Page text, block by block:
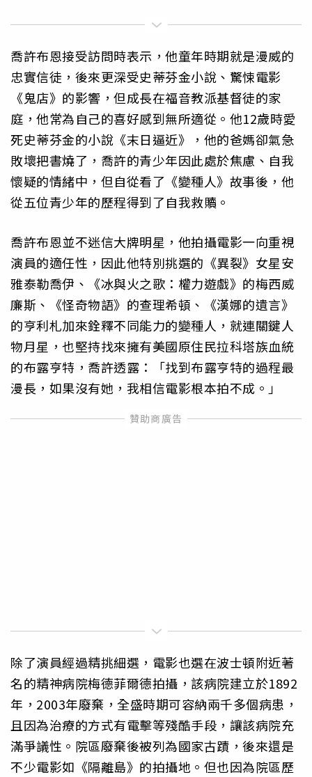
喬許布恩接受訪問時表示，他童年時期就是漫威的
忠實信徒，後來更深受史蒂芬金小說、驚悚電影
《鬼店》的影響，但成長在福音教派基督徒的家
庭，他常為自己的喜好感到無所適從。他12歲時愛
死史蒂芬金的小說《末日逼近》，他的爸媽卻氣急
敗壞把書燒了，喬許的青少年因此處於焦慮、自我
懷疑的情緒中，但自從看了《變種人》故事後，他
從五位青少年的歷程得到了自我救贖。
喬許布恩並不迷信大牌明星，他拍攝電影一向重視
演員的適任性，因此他特別挑選的《異裂》女星安
雅泰勒喬伊、《冰與火之歌：權力遊戲》的梅西威
廉斯、《怪奇物語》的查理希頓、《漢娜的遺言》
的亨利札加來銓釋不同能力的變種人，就連關鍵人
物月星，也堅持找來擁有美國原住民拉科塔族血統
的布露亨特，喬許透露：「找到布露亨特的過程最
漫長，如果沒有她，我相信電影根本拍不成。」
除了演員經過精挑細選，電影也選在波士頓附近著
名的精神病院梅德菲爾德拍攝，該病院建立於1892
年，2003年廢棄，全盛時期可容納兩千多個病患，
且因為治療的方式有電擊等殘酷手段，讓該病院充
滿爭議性。院區廢棄後被列為國家古蹟，後來還是
不少電影如《隔離島》的拍攝地。但也因為院區歷